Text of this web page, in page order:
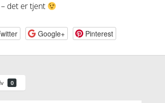
det er tjent
Google+ Pinterest
0